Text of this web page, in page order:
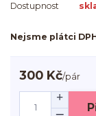
Dostupnost
Nejsme plátci
300 Kč/pár